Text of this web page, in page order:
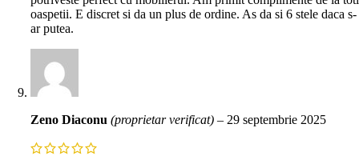
oaspetii. E discret si da un plus de ordine. As da si 6 stele daca s-
ar putea.
Zeno Diaconu (proprietar verificat) – 29 septembrie 2025